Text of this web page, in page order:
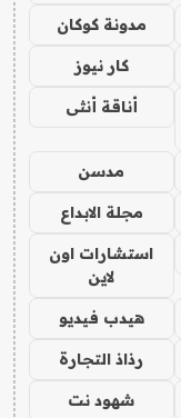
مدونة كوكان
كار نيوز
أناقة أنثى
مدسن
مجلة الابداع
استشارات اون
لاين
هيدب فيديو
رذاذ التجارة
شهود نت